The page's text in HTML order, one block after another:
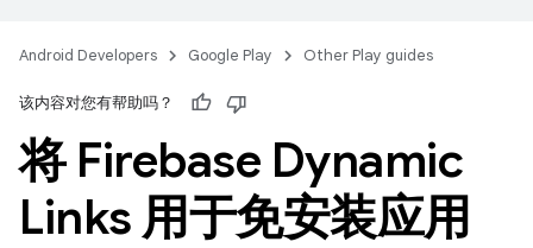
Android Developers Google Play Other Play guides
该内容对您有帮助吗？
将 Firebase Dynamic
Links 用于免安装应用